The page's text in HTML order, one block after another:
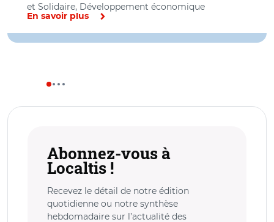
et Solidaire, Développement économique
En savoir plus
Abonnez-vous à
Localtis !
Recevez le détail de notre édition
quotidienne ou notre synthèse
hebdomadaire sur l’actualité des